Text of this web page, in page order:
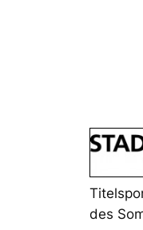
des